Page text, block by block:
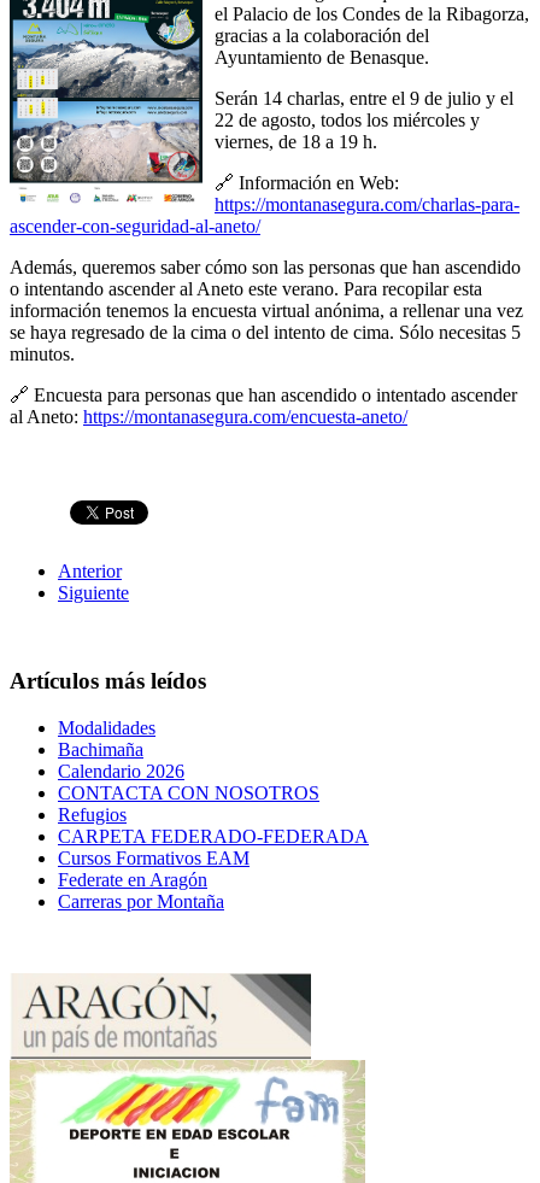
el Palacio de los Condes de la Ribagorza,
gracias a la colaboración del
Ayuntamiento de Benasque.
Serán 14 charlas, entre el 9 de julio y el
22 de agosto, todos los miércoles y
viernes, de 18 a 19 h.
🔗 Información en Web:
https://montanasegura.com/charlas-para-
ascender-con-seguridad-al-aneto/
Además, queremos saber cómo son las personas que han ascendido
o intentando ascender al Aneto este verano. Para recopilar esta
información tenemos la encuesta virtual anónima, a rellenar una vez
se haya regresado de la cima o del intento de cima. Sólo necesitas 5
minutos.
🔗 Encuesta para personas que han ascendido o intentado ascender
al Aneto: https://montanasegura.com/encuesta-aneto/
Anterior
Siguiente
Artículos más leídos
Modalidades
Bachimaña
Calendario 2026
CONTACTA CON NOSOTROS
Refugios
CARPETA FEDERADO-FEDERADA
Cursos Formativos EAM
Federate en Aragón
Carreras por Montaña